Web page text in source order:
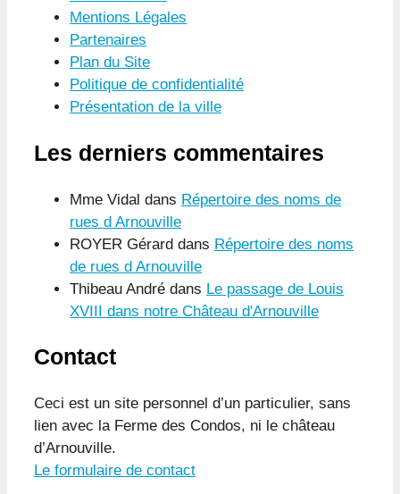
Mentions Légales
Partenaires
Plan du Site
Politique de confidentialité
Présentation de la ville
Les derniers commentaires
Mme Vidal dans Répertoire des noms de
rues d Arnouville
ROYER Gérard dans Répertoire des noms
de rues d Arnouville
Thibeau André dans Le passage de Louis
XVIII dans notre Château d'Arnouville
Contact
Ceci est un site personnel d’un particulier, sans
lien avec la Ferme des Condos, ni le château
d’Arnouville.
Le formulaire de contact